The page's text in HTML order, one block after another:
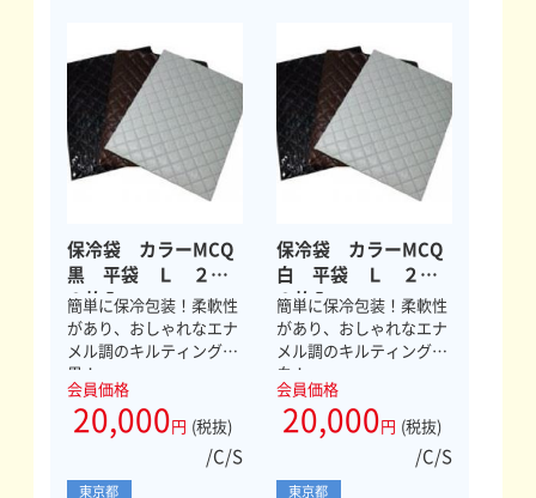
保冷袋 カラーMCQ
黒 平袋 Ｌ ２０
０枚入
簡単に保冷包装！柔軟性
があり、おしゃれなエナ
メル調のキルティング
黒！
会員価格
20,000円 (税抜)
/C/S
東京都
保冷袋 カラーMCQ
白 平袋 Ｌ ２０
０枚入
簡単に保冷包装！柔軟性
があり、おしゃれなエナ
メル調のキルティング
白！
会員価格
20,000円 (税抜)
/C/S
東京都